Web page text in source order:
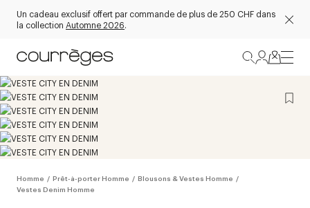
Un cadeau exclusif offert par commande de plus de 250 CHF dans
la collection Automne 2026.
Homme / Prêt-à-porter Homme / Blousons & Vestes Homme /
Vestes Denim Homme